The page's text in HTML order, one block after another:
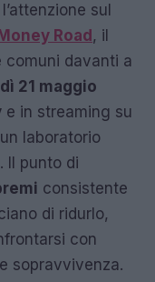
sul
Money Road , il
davanti a
21 maggio
e in streaming su
laboratorio
Il punto di
consistente
di ridurlo,
con
sopravvivenza.